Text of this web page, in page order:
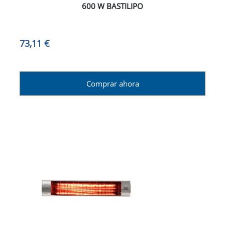
600 W BASTILIPO
73,11 €
Comprar ahora